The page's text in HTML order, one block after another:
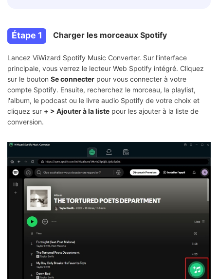
Étape 1 Charger les morceaux Spotify
Lancez ViWizard Spotify Music Converter. Sur l'interface
principale, vous verrez le lecteur Web Spotify intégré. Cliquez
sur le bouton Se connecter pour vous connecter à votre
compte Spotify. Ensuite, recherchez le morceau, la playlist,
l'album, le podcast ou le livre audio Spotify de votre choix et
cliquez sur + > Ajouter à la liste pour les ajouter à la liste de
conversion.